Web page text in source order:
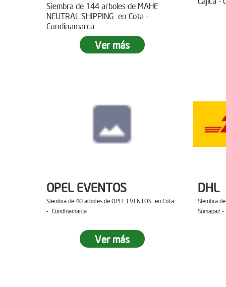
Siembra de 144 arboles de MAHE
NEUTRAL SHIPPING en Cota -
Cundinamarca
Ver más
OPEL EVENTOS
Siembra de 40 arboles de OPEL EVENTOS en Cota
- Cundinamarca
Ver más
DHL
Siembra
Sumapaz